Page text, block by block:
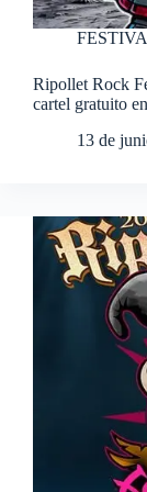
Ripollet Rock
cartel gratuito
13 de